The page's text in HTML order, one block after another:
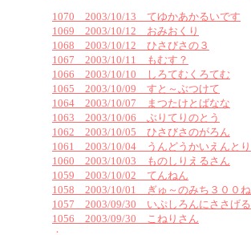
1070 2003/10/13 てゆかあかるいです
1069 2003/10/12 おみおくり
1068 2003/10/12 ひさびさの３
1067 2003/10/11 もむす？
1066 2003/10/10 しろてむくろてむ
1065 2003/10/09 すと～ぶつけて
1064 2003/10/07 まつたけとばなな
1063 2003/10/06 ぶりてりのとう
1062 2003/10/05 ひさびさのがろん
1061 2003/10/04 うんどうかいえんとり
1060 2003/10/03 ものしりえるさん
1059 2003/10/02 てんねん
1058 2003/10/01 ぎゅ～のみち３００
1057 2003/09/30 いぷしろんにささげる
1056 2003/09/30 こねりさん